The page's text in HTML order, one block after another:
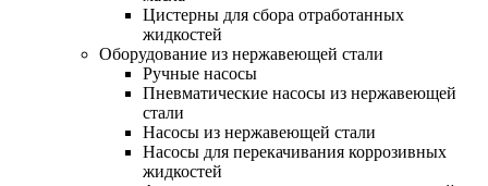
Цистерны для сбора отработанных
жидкостей
Оборудование из нержавеющей стали
Ручные насосы
Пневматические насосы из нержавеющей
стали
Насосы из нержавеющей стали
Насосы для перекачивания коррозивных
жидкостей